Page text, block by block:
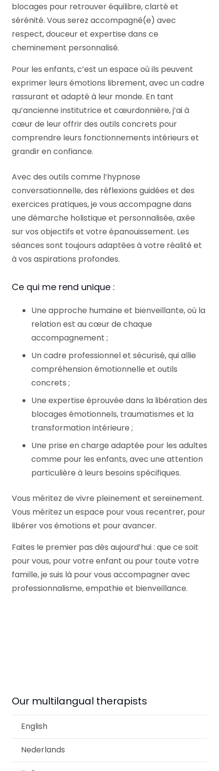
blocages pour retrouver équilibre, clarté et
sérénité. Vous serez accompagné(e) avec
respect, douceur et expertise dans ce
cheminement personnalisé.
Pour les enfants, c’est un espace où ils peuvent
exprimer leurs émotions librement, avec un cadre
rassurant et adapté à leur monde. En tant
qu’ancienne institutrice et cœurdonnière, j’ai à
cœur de leur offrir des outils concrets pour
comprendre leurs fonctionnements intérieurs et
grandir en confiance.
Avec des outils comme l’hypnose
conversationnelle, des réflexions guidées et des
exercices pratiques, je vous accompagne dans
une démarche holistique et personnalisée, axée
sur vos objectifs et votre épanouissement. Les
séances sont toujours adaptées à votre réalité et
à vos aspirations profondes.
Ce qui me rend unique :
Une approche humaine et bienveillante, où la
relation est au cœur de chaque
accompagnement ;
Un cadre professionnel et sécurisé, qui allie
compréhension émotionnelle et outils
concrets ;
Une expertise éprouvée dans la libération des
blocages émotionnels, traumatismes et la
transformation intérieure ;
Une prise en charge adaptée pour les adultes
comme pour les enfants, avec une attention
particulière à leurs besoins spécifiques.
Vous méritez de vivre pleinement et sereinement.
Vous méritez un espace pour vous recentrer, pour
libérer vos émotions et pour avancer.
Faites le premier pas dès aujourd’hui : que ce soit
pour vous, pour votre enfant ou pour toute votre
famille, je suis là pour vous accompagner avec
professionnalisme, empathie et bienveillance.
Our multilangual therapists
English
Nederlands